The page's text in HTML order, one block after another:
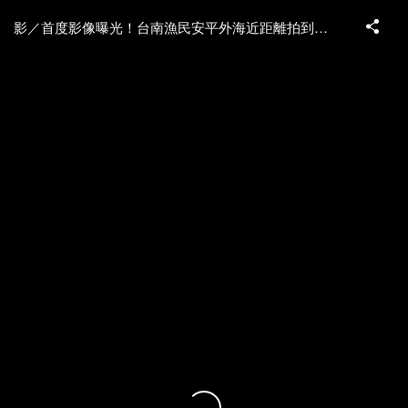
影／首度影像曝光！台南漁民安平外海近距離拍到白海豚群